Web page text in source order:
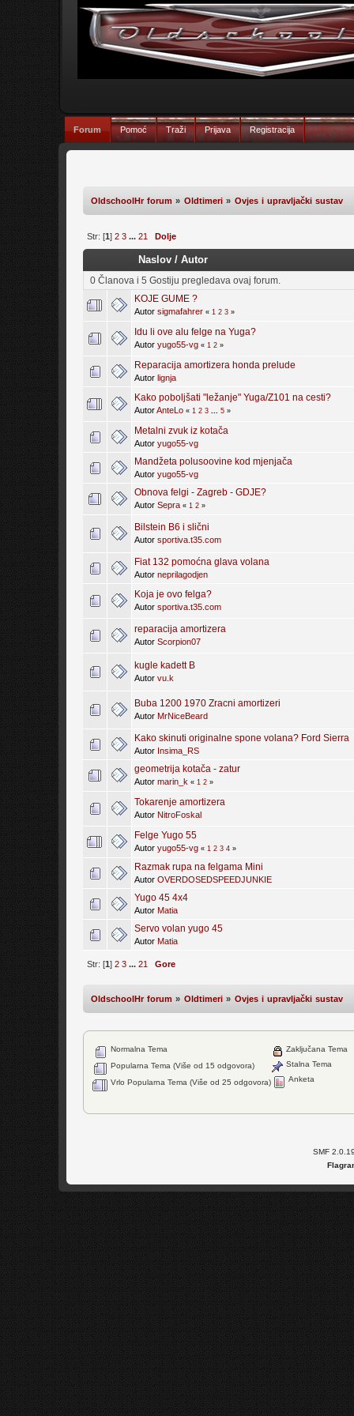
Forum Pomoć Traži Prijava Registracija
OldschoolHr forum» Oldtimeri» Ovjes i upravljački sustav
Str: [1] 2 3 ... 21 Dolje
Naslov/ Autor
0 Članova i 5 Gostiju pregledava ovaj forum.
KOJE GUME ?
Autor sigmafahrer « 1 2 3»
Idu li ove alu felge na Yuga?
Autor yugo55-vg « 1 2»
Reparacija amortizera honda prelude
Autor lignja
Kako poboljšati "ležanje" Yuga/Z101 na cesti?
AutorAnteLo « 1 2 3 5»
Metalni zvuk iz kotača
Autor yugo55-vg
Mandžeta polusoovine kod mjenjača
Autor yugo55-vg
Obnova felgi - Zagreb - GDJE?
Autor Sepra « 1 2»
Bilstein B6 i slični
Autor sportiva.t35.com
Fiat 132 pomoćna glava volana
Autor neprilagodjen
Koja je ovo felga?
Autor sportiva.t35.com
reparacija amortizera
Autor Scorpion07
kugle kadett B
Autor vu.k
Buba 1200 1970 Zracni amortizeri
Autor MrNiceBeard
Kako skinuti originalne spone volana? Ford Sierra
Autor Insima_RS
geometrija kotača - zatur
Autor marin_k « 1 2»
Tokarenje amortizera
Autor NitroFoskal
Felge Yugo 55
Autor yugo55-vg « 1 2 3 4»
Razmak rupa na felgama Mini
Autor OVERDOSEDSPEEDJUNKIE
Yugo 45 4x4
Autor Matia
Servo volan yugo 45
Autor Matia
Str: [1] 2 3 ... 21 Gore
OldschoolHr forum» Oldtimeri» Ovjes i upravljački sustav
Normalna Tema
Popularna Tema (Više od 15 odgovora)
Vrlo Popularna Tema (Više od 25 odgovora)
Zaključana Tema
Stalna Tema
Anketa
SMF